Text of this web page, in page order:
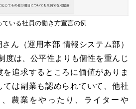
ている社員の働き方宣言の例
ん（運用本部 情報システム部）
度は、公平性よりも個性を重んじ
追求するところに価値がありま
ては副業も認められていて、他社
農業をやったり、ライターや